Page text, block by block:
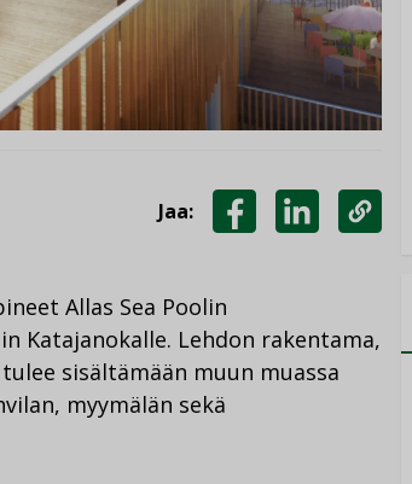
Jaa:
Allas Sea Poolin
Katajanokalle. Lehdon rakentama,
sisältämään muun muassa
myymälän sekä